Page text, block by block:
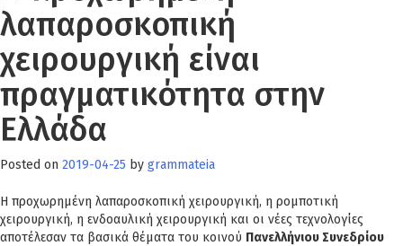
λαπαροσκοπική
χειρουργική είναι
πραγματικότητα στην
Ελλάδα
Posted on 2019-04-25 by grammateia
Η προχωρημένη λαπαροσκοπική χειρουργική, η ρομποτική
χειρουργική, η ενδοαυλική χειρουργική και οι νέες τεχνολογίες
αποτέλεσαν τα βασικά θέματα του κοινού Πανελλήνιου Συνεδρίου